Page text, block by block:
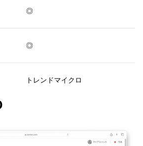
◎
◎
トレンドマイクロ